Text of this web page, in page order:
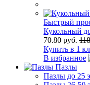
Быстрый
Кукольный
70.80 руб.
Купить в 1
В избранное
Пазлы
Пазлы до 25